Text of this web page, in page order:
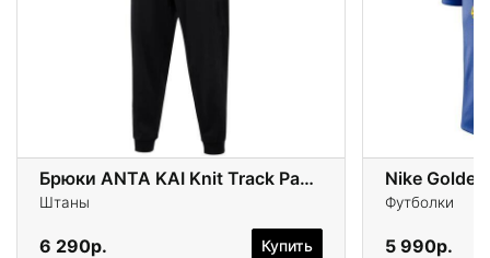
Брюки ANTA KAI Knit Track Pants
Штаны
6 290р. Купить
Nike
Футболки
5 990р.